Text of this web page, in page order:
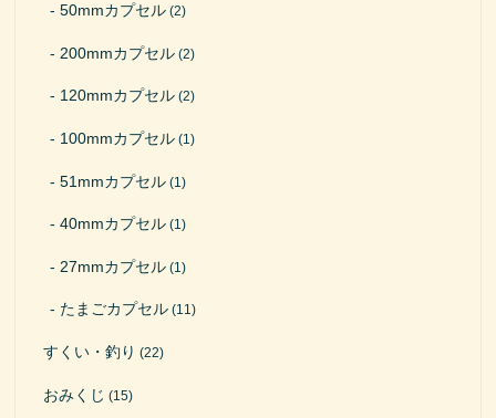
50mmカプセル (2)
200mmカプセル (2)
120mmカプセル (2)
100mmカプセル (1)
51mmカプセル (1)
40mmカプセル (1)
27mmカプセル (1)
たまごカプセル (11)
すくい・釣り (22)
おみくじ (15)